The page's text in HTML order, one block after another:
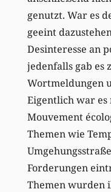
genutzt. War es
geeint
Desinteresse an
jedenfalls gab es
Wortmeldungen
Eigentlich war
Mouvement
Themen wie
Forderungen
Themen wurden